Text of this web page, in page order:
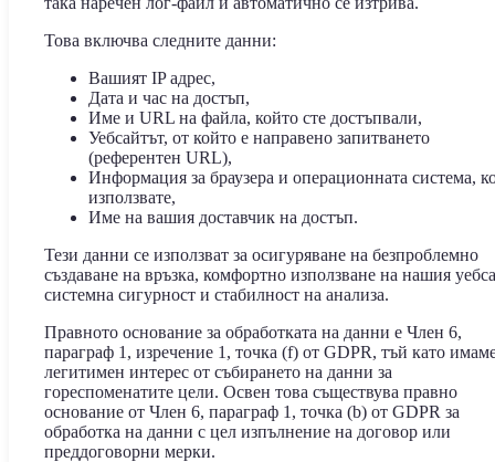
Това включва следните данни:
Вашият IP адрес,
Дата и час на достъп,
Име и URL на файла, който сте достъпвали,
Уебсайтът, от който е направено запитването
(референтен URL),
Информация за браузера и операционната система,
използвате,
Име на вашия доставчик на достъп.
Тези данни се използват за осигуряване на безпроблемно
създаване на връзка, комфортно използване на нашия
системна сигурност и стабилност на анализа.
Правното основание за обработката на данни е Член 6,
параграф 1, изречение 1, точка (f) от GDPR, тъй като
легитимен интерес от събирането на данни за
гореспоменатите цели. Освен това съществува правно
основание от Член 6, параграф 1, точка (b) от GDPR за
обработка на данни с цел изпълнение на договор или
преддоговорни мерки.